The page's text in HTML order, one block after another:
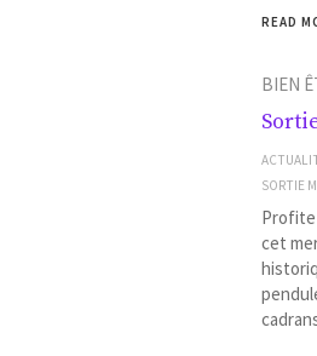
READ
BIEN
SORTIE
cet